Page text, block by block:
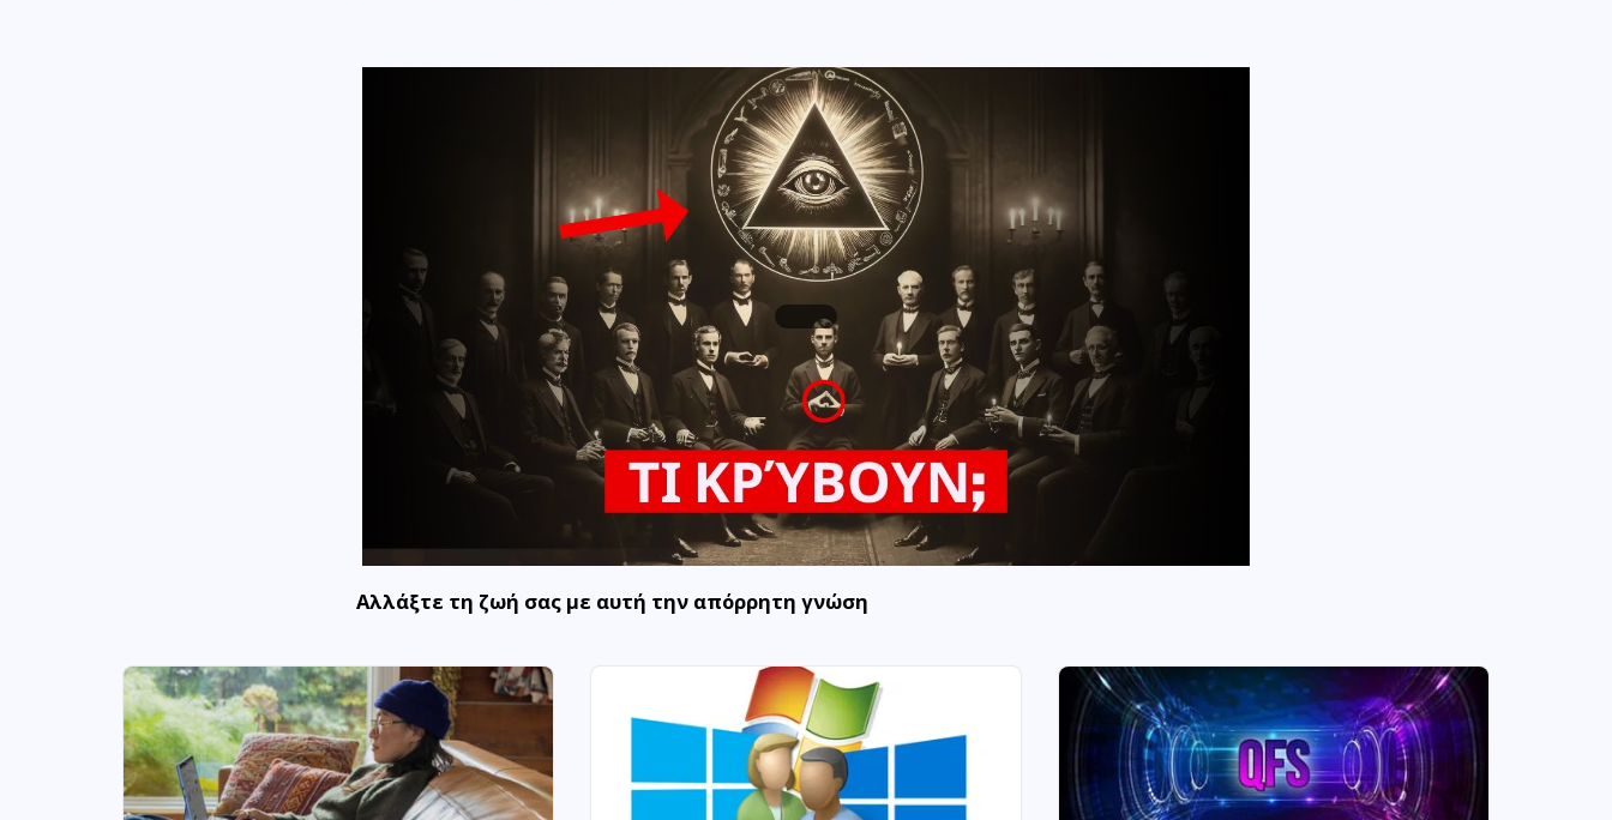
Αλλάξτε τη ζωή σας με αυτή την απόρρητη γνώση